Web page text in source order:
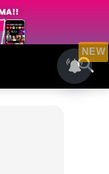
NEW